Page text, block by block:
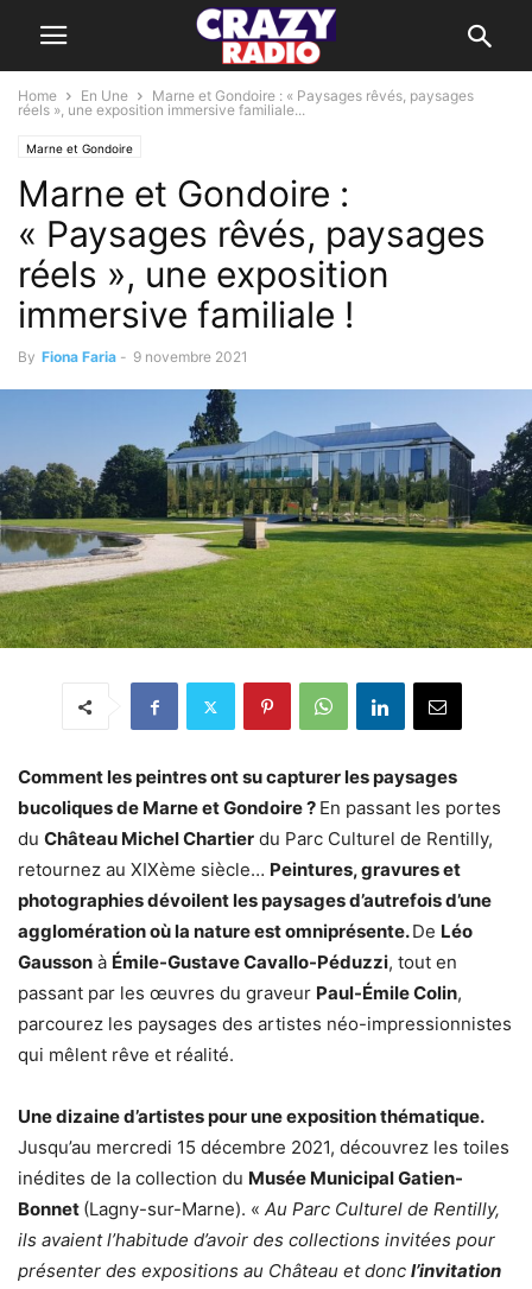
Home En Une
Marne et Gondoire : « Paysages rêvés, paysages
réels », une exposition immersive familiale...
Marne et Gondoire
Marne et Gondoire :
« Paysages rêvés, paysages
réels », une exposition
immersive familiale !
By Fiona Faria - 9 novembre 2021
Comment les peintres ont su capturer les paysages
bucoliques de Marne et Gondoire ? En passant les portes
du Château Michel Chartier du Parc Culturel de Rentilly,
retournez au XIXème siècle… Peintures, gravures et
photographies dévoilent les paysages d’autrefois d’une
agglomération où la nature est omniprésente.De Léo
Gausson à Émile-Gustave Cavallo-Péduzzi, tout en
passant par les œuvres du graveur Paul-Émile Colin,
parcourez les paysages des artistes néo-impressionnistes
qui mêlent rêve et réalité.
Une dizaine d’artistes pour une exposition thématique.
Jusqu’au mercredi 15 décembre 2021, découvrez les toiles
inédites de la collection du Musée Municipal Gatien-
Bonnet (Lagny-sur-Marne). « Au Parc Culturel de Rentilly,
ils avaient l’habitude d’avoir des collections invitées pour
présenter des expositions au Château et donc l’invitation